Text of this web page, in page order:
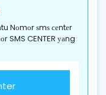
Nоmоr ѕmѕ сеntеr
SMS CENTER уаng